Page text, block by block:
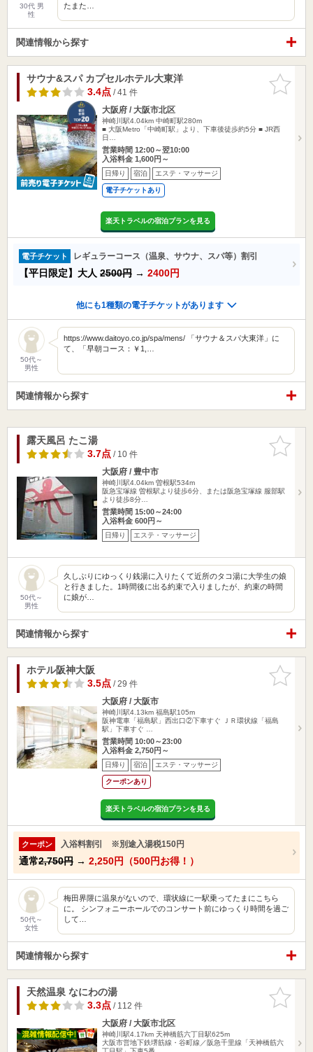
30代 男
性
たまた…
関連情報から探す
お気に入
りに追加
サウナ&スパ カプセルホテル大東洋
3.4点/ 41 件
大阪府 / 大阪市北区
神崎川駅4.04km 中崎町駅280m
■ 大阪Metro「中崎町駅」より、下車後徒歩約5分 ■ JR西
日…
営業時間 12:00～翌10:00
入浴料金 1,600円～
日帰り 宿泊 エステ・マッサージ
電子チケットあり
楽天トラベルの宿泊プランを見る
電子チケット レギュラーコース（温泉、サウナ、スパ等）割引
【平日限定】大人 2500円 → 2400円
他にも1種類の電子チケットがあります
50代～
男性
https://www.daitoyo.co.jp/spa/mens/ 「サウナ＆スパ大東洋」に
て、「早朝コース：￥1,…
関連情報から探す
お気に入
りに追加
露天風呂 たこ湯
3.7点/ 10 件
大阪府 / 豊中市
神崎川駅4.04km 曽根駅534m
阪急宝塚線 曽根駅より徒歩6分、または阪急宝塚線 服部駅
より徒歩8分…
営業時間 15:00～24:00
入浴料金 600円～
日帰り エステ・マッサージ
50代～
男性
久しぶりにゆっくり銭湯に入りたくて近所のタコ湯に大学生の娘
と行きました。1時間後に出る約束で入りましたが、約束の時間
に娘が…
関連情報から探す
お気に入
りに追加
ホテル阪神大阪
3.5点/ 29 件
大阪府 / 大阪市
神崎川駅4.13km 福島駅105m
阪神電車「福島駅」西出口②下車すぐ ＪＲ環状線「福島
駅」下車すぐ …
営業時間 10:00～23:00
入浴料金 2,750円～
日帰り 宿泊 エステ・マッサージ
クーポンあり
楽天トラベルの宿泊プランを見る
クーポン 入浴料割引 ※別途入湯税150円
通常2,750円 → 2,250円（500円お得！）
50代～
女性
梅田界隈に温泉がないので、環状線に一駅乗ってたまにこちら
に。 シンフォニーホールでのコンサート前にゆっくり時間を過ご
して…
関連情報から探す
お気に入
りに追加
天然温泉 なにわの湯
3.3点/ 112 件
大阪府 / 大阪市北区
神崎川駅4.17km 天神橋筋六丁目駅625m
大阪市営地下鉄堺筋線・谷町線／阪急千里線「天神橋筋六